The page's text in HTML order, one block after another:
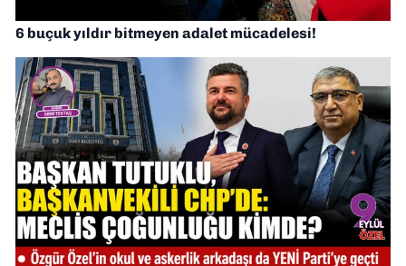
6 buçuk yıldır bitmeyen adalet mücadelesi!